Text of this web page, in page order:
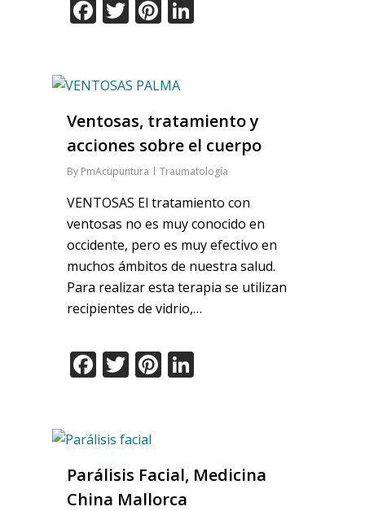
Facebook
TwitterPinterest
Ventosas, tratamiento y
acciones sobre el cuerpo
By PmAcupuntura Traumatología
VENTOSAS El tratamiento con
ventosas no es muy conocido en
occidente, pero es muy efectivo en
muchos ámbitos de nuestra salud.
Para realizar esta terapia se utilizan
recipientes de vidrio,…
Facebook
TwitterPinterest
Parálisis Facial, Medicina
China Mallorca